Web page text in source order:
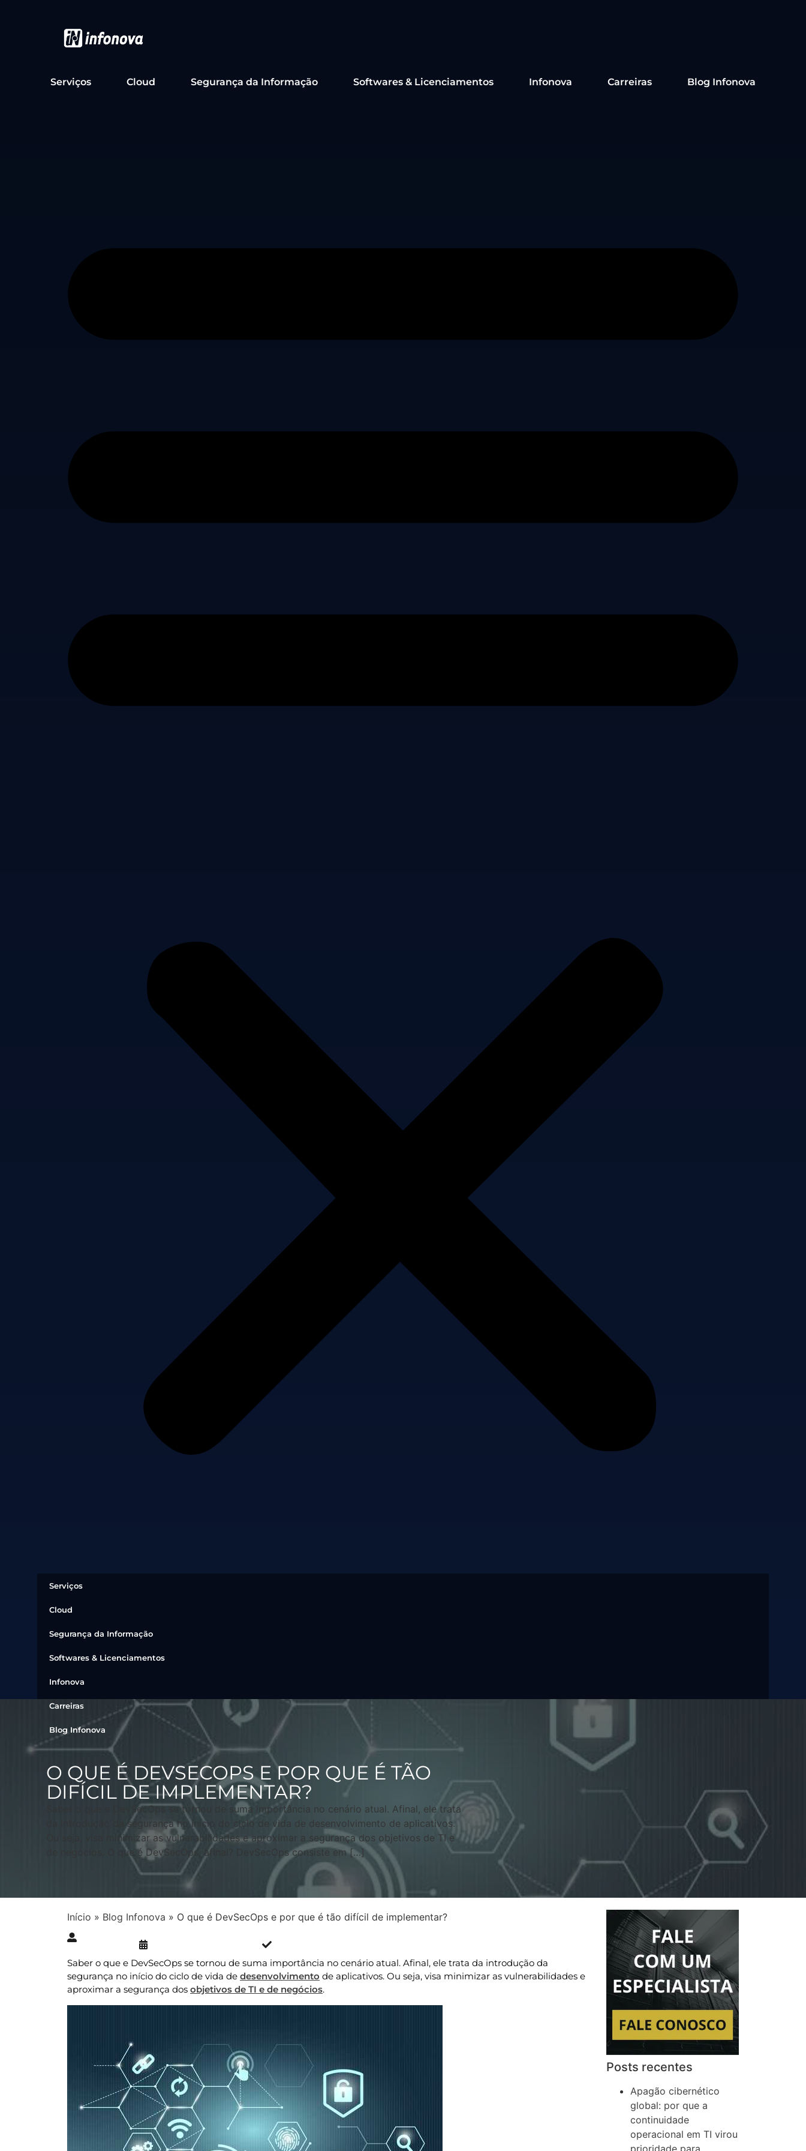
Serviços Cloud Segurança da Informação Softwares & Licenciamentos Infonova Carreiras Blog Infonova
Serviços
Cloud
Segurança da Informação
Softwares & Licenciamentos
Infonova
Carreiras
Blog Infonova
O QUE É DEVSECOPS E POR QUE É TÃO
DIFÍCIL DE IMPLEMENTAR?
Saber o que e DevSecOps se tornou de suma importância no cenário atual. Afinal, ele trata
da introdução da segurança no início do ciclo de vida de desenvolvimento de aplicativos.
Ou seja, visa minimizar as vulnerabilidades e aproximar a segurança dos objetivos de TI e
de negócios. O que é DevSecOps, afinal? DevSecOps consiste em […]
Início » Blog Infonova » O que é DevSecOps e por que é tão difícil de implementar?
Saber o que e DevSecOps se tornou de suma importância no cenário atual. Afinal, ele trata da introdução da
segurança no início do ciclo de vida de desenvolvimento de aplicativos. Ou seja, visa minimizar as vulnerabilidades e
aproximar a segurança dos objetivos de TI e de negócios.
Posts recentes
Apagão cibernético
global: por que a
continuidade
operacional em TI virou